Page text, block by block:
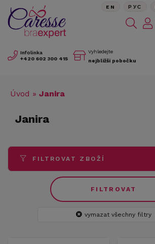
Infolinka
+420 602 300 415
Vyhledejte
nejbližší pobočku
EN РУС
Úvod » Janira
Janira
FILTROVAT ZBOŽÍ
FILTROVAT
vymazat všechny filtry